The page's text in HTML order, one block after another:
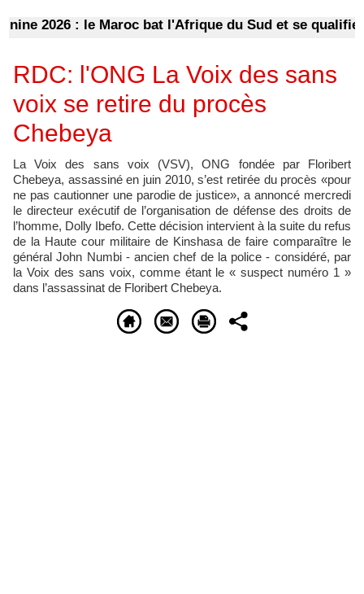
2026 : le Maroc bat l'Afrique du Sud et se qualifie
RDC: l'ONG La Voix des sans
voix se retire du procès
Chebeya
La Voix des sans voix (VSV), ONG fondée par Floribert
Chebeya, assassiné en juin 2010, s’est retirée du procès «pour
ne pas cautionner une parodie de justice», a annoncé mercredi
le directeur exécutif de l’organisation de défense des droits de
l’homme, Dolly Ibefo. Cette décision intervient à la suite du refus
de la Haute cour militaire de Kinshasa de faire comparaître le
général John Numbi - ancien chef de la police - considéré, par
la Voix des sans voix, comme étant le « suspect numéro 1 »
dans l’assassinat de Floribert Chebeya.